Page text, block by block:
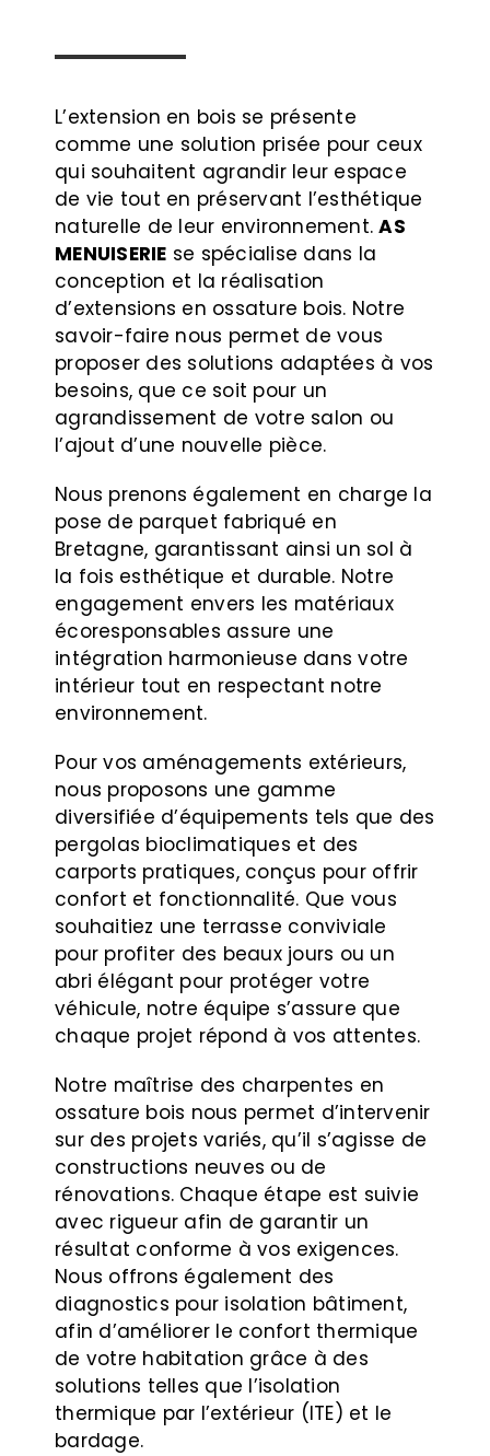
L’extension en bois se présente
comme une solution prisée pour ceux
qui souhaitent agrandir leur espace
de vie tout en préservant l’esthétique
naturelle de leur environnement.AS
MENUISERIE se spécialise dans la
conception et la réalisation
d’extensions en ossature bois. Notre
savoir-faire nous permet de vous
proposer des solutions adaptées à vos
besoins, que ce soit pour un
agrandissement de votre salon ou
l’ajout d’une nouvelle pièce.
Nous prenons également en charge la
pose de parquet fabriqué en
Bretagne, garantissant ainsi un sol à
la fois esthétique et durable. Notre
engagement envers les matériaux
écoresponsables assure une
intégration harmonieuse dans votre
intérieur tout en respectant notre
environnement.
Pour vos aménagements extérieurs,
nous proposons une gamme
diversifiée d’équipements tels que des
pergolas bioclimatiques et des
carports pratiques, conçus pour offrir
confort et fonctionnalité. Que vous
souhaitiez une terrasse conviviale
pour profiter des beaux jours ou un
abri élégant pour protéger votre
véhicule, notre équipe s’assure que
chaque projet répond à vos attentes.
Notre maîtrise des charpentes en
ossature bois nous permet d’intervenir
sur des projets variés, qu’il s’agisse de
constructions neuves ou de
rénovations. Chaque étape est suivie
avec rigueur afin de garantir un
résultat conforme à vos exigences.
Nous offrons également des
diagnostics pour isolation bâtiment,
afin d’améliorer le confort thermique
de votre habitation grâce à des
solutions telles que l’isolation
thermique par l’extérieur (ITE) et le
bardage.